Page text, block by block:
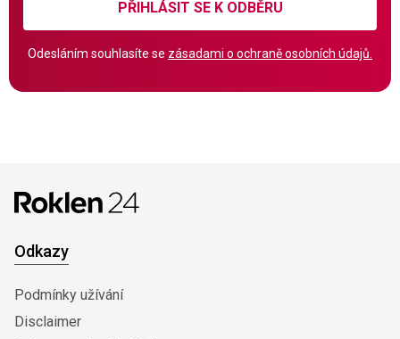
PŘIHLÁSIT SE K ODBĚRU
Odesláním souhlasíte se zásadami o ochraně osobních údajů.
Odkazy
Podmínky užívání
Disclaimer